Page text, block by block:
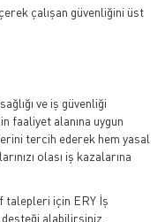
çalışan güvenliğini üst
ve iş güvenliği
faaliyet alanına uygun
tercih ederek hem yasal
olası iş kazalarına
talepleri için ERY İş
alabilirsiniz.